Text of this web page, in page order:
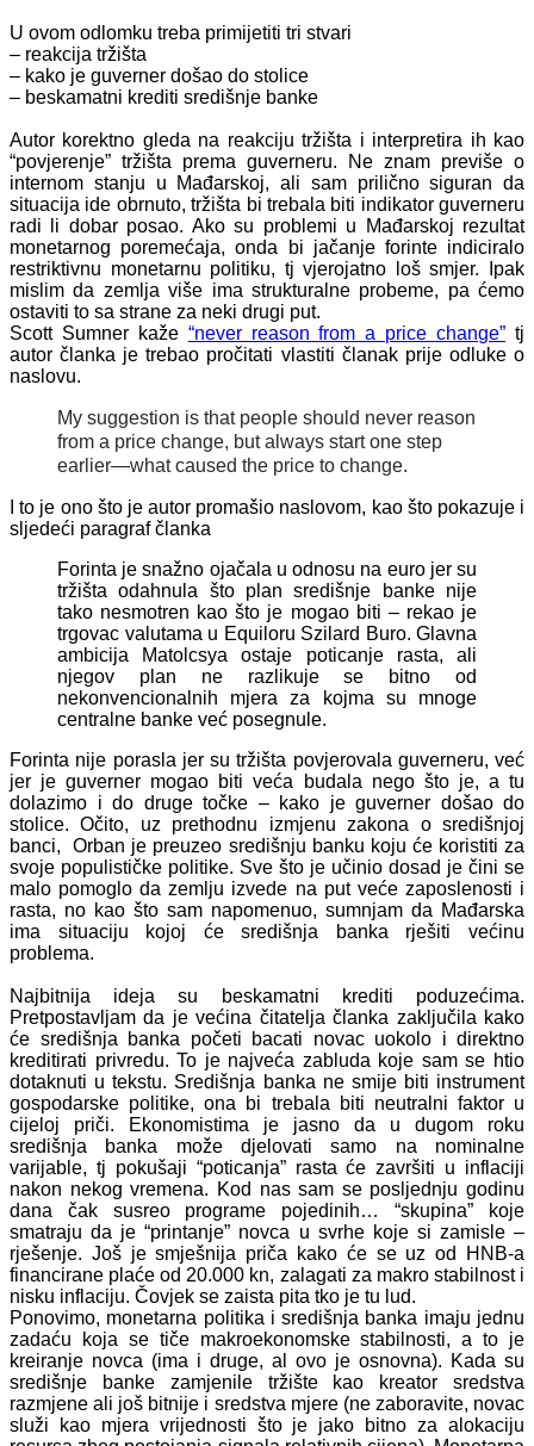
U ovom odlomku treba primijetiti tri stvari
– reakcija tržišta
– kako je guverner došao do stolice
– beskamatni krediti središnje banke
Autor korektno gleda na reakciju tržišta i interpretira ih kao
“povjerenje” tržišta prema guverneru. Ne znam previše o
internom stanju u Mađarskoj, ali sam prilično siguran da
situacija ide obrnuto, tržišta bi trebala biti indikator guverneru
radi li dobar posao. Ako su problemi u Mađarskoj rezultat
monetarnog poremećaja, onda bi jačanje forinte indiciralo
restriktivnu monetarnu politiku, tj vjerojatno loš smjer. Ipak
mislim da zemlja više ima strukturalne probeme, pa ćemo
ostaviti to sa strane za neki drugi put.
Scott Sumner kaže “never reason from a price change” tj
autor članka je trebao pročitati vlastiti članak prije odluke o
naslovu.
My suggestion is that people should never reason
from a price change, but always start one step
earlier—what caused the price to change.
I to je ono što je autor promašio naslovom, kao što pokazuje i
sljedeći paragraf članka
Forinta je snažno ojačala u odnosu na euro jer su
tržišta odahnula što plan središnje banke nije
tako nesmotren kao što je mogao biti – rekao je
trgovac valutama u Equiloru Szilard Buro. Glavna
ambicija Matolcsya ostaje poticanje rasta, ali
njegov plan ne razlikuje se bitno od
nekonvencionalnih mjera za kojma su mnoge
centralne banke već posegnule.
Forinta nije porasla jer su tržišta povjerovala guverneru, već
jer je guverner mogao biti veća budala nego što je, a tu
dolazimo i do druge točke – kako je guverner došao do
stolice. Očito, uz prethodnu izmjenu zakona o središnjoj
banci, Orban je preuzeo središnju banku koju će koristiti za
svoje populističke politike. Sve što je učinio dosad je čini se
malo pomoglo da zemlju izvede na put veće zaposlenosti i
rasta, no kao što sam napomenuo, sumnjam da Mađarska
ima situaciju kojoj će središnja banka rješiti većinu
problema.
Najbitnija ideja su beskamatni krediti poduzećima.
Pretpostavljam da je većina čitatelja članka zaključila kako
će središnja banka početi bacati novac uokolo i direktno
kreditirati privredu. To je najveća zabluda koje sam se htio
dotaknuti u tekstu. Središnja banka ne smije biti instrument
gospodarske politike, ona bi trebala biti neutralni faktor u
cijeloj priči. Ekonomistima je jasno da u dugom roku
središnja banka može djelovati samo na nominalne
varijable, tj pokušaji “poticanja” rasta će završiti u inflaciji
nakon nekog vremena. Kod nas sam se posljednju godinu
dana čak susreo programe pojedinih… “skupina” koje
smatraju da je “printanje” novca u svrhe koje si zamisle –
rješenje. Još je smješnija priča kako će se uz od HNB-a
financirane plaće od 20.000 kn, zalagati za makro stabilnost i
nisku inflaciju. Čovjek se zaista pita tko je tu lud.
Ponovimo, monetarna politika i središnja banka imaju jednu
zadaću koja se tiče makroekonomske stabilnosti, a to je
kreiranje novca (ima i druge, al ovo je osnovna). Kada su
središnje banke zamjenile tržište kao kreator sredstva
razmjene ali još bitnije i sredstva mjere (ne zaboravite, novac
služi kao mjera vrijednosti što je jako bitno za alokaciju